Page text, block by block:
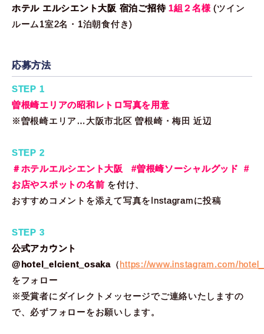
ホテル エルシエント大阪 宿泊ご招待 1組２名様 (ツイン
ルーム1室2名・1泊朝食付き)
応募方法
STEP 1
曽根崎エリアの昭和レトロ写真を用意
※曽根崎エリア…大阪市北区 曽根崎・梅田 近辺
STEP 2
＃ホテルエルシエント大阪
#曽根崎ソーシャルグッド
#
お店やスポットの名前を付け、
おすすめコメントを添えて写真をInstagramに投稿
STEP 3
公式アカウント
@hotel_elcient_osaka（ https://www.instagram.com/
をフォロー
※受賞者にダイレクトメッセージでご連絡いたしますの
で、必ずフォローをお願いします。